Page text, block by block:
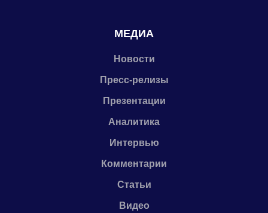
МЕДИА
Новости
Пресс-релизы
Презентации
Аналитика
Интервью
Комментарии
Статьи
Видео